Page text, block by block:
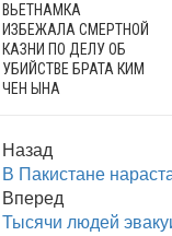
ВЬЕТНАМКА
ИЗБЕЖАЛА СМЕРТНОЙ
КАЗНИ ПО ДЕЛУ ОБ
УБИЙСТВЕ БРАТА КИМ
ЧЕН ЫНА
Назад
В Пакистане
Вперед
Тысячи людей